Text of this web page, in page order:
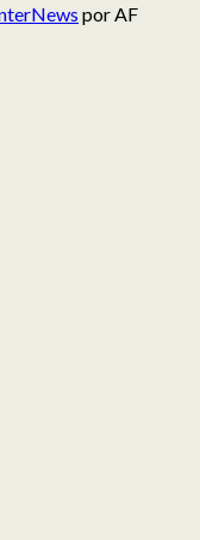
por AF